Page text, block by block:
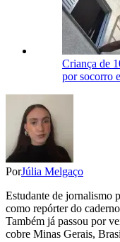
Criança de
por socorro
PorJúlia Melgaço
Estudante de jornalismo
como repórter do
Também já passou por
cobre Minas Gerais,